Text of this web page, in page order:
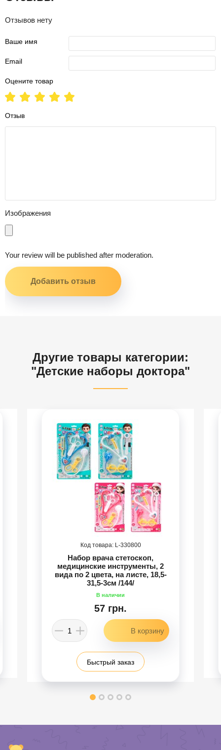
Отзывов нету
Ваше имя
Email
Оцените товар
Отзыв
Изображения
Your review will be published after moderation.
Другие товары категории:
"Детские наборы доктора"
330800
Набор врача стетоскоп,
медицинские инструменты, 2
вида по 2 цвета, на листе, 18,5-
31,5-3см /144/
57 грн.
Быстрый заказ